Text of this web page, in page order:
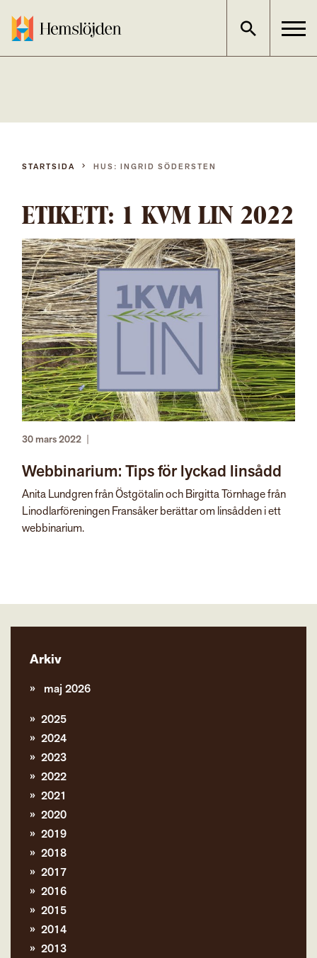
innehållet
STARTSIDA HUS: INGRID SÖDERSTEN
ETIKETT: 1 KVM LIN 2022
30 mars 2022
Webbinarium: Tips för lyckad linsådd
Anita Lundgren från Östgötalin och Birgitta Törnhage från
Linodlarföreningen Fransåker berättar om linsådden i ett
webbinarium.
Arkiv
maj 2026
2025
2024
2023
2022
2021
2020
2019
2018
2017
2016
2015
2014
2013